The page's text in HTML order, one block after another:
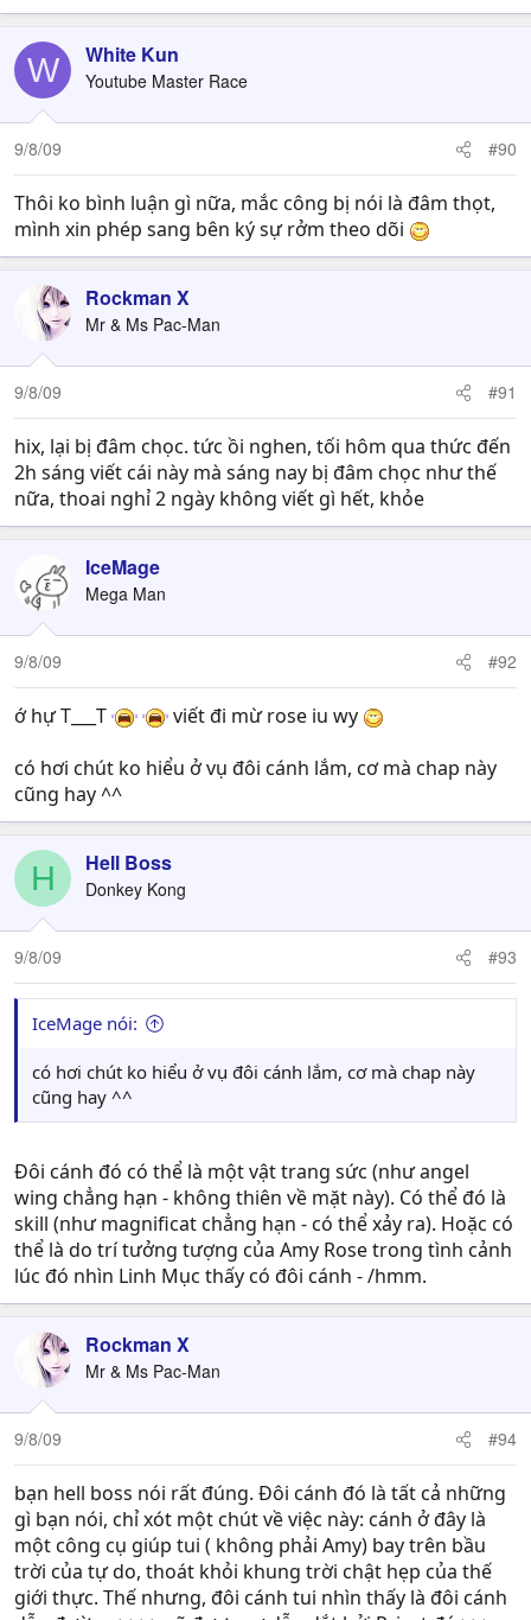
W White Kun
Youtube Master Race
9/8/09 #90
Thôi ko bình luận gì nữa, mắc công bị nói là đâm thọt,
mình xin phép sang bên ký sự rởm theo dõi
Rockman X
Mr & Ms Pac-Man
9/8/09 #91
hix, lại bị đâm chọc. tức ồi nghen, tối hôm qua thức đến
2h sáng viết cái này mà sáng nay bị đâm chọc như thế
nữa, thoai nghỉ 2 ngày không viết gì hết, khỏe
IceMage
Mega Man
9/8/09 #92
ớ hự T___T
viết đi mừ rose iu wy
có hơi chút ko hiểu ở vụ đôi cánh lắm, cơ mà chap này
cũng hay ^^
H Hell Boss
Donkey Kong
9/8/09 #93
IceMage nói:
có hơi chút ko hiểu ở vụ đôi cánh lắm, cơ mà chap này
cũng hay ^^
Đôi cánh đó có thể là một vật trang sức (như angel
wing chẳng hạn - không thiên về mặt này). Có thể đó là
skill (như magnificat chẳng hạn - có thể xảy ra). Hoặc có
thể là do trí tưởng tượng của Amy Rose trong tình cảnh
lúc đó nhìn Linh Mục thấy có đôi cánh - /hmm.
Rockman X
Mr & Ms Pac-Man
9/8/09 #94
bạn hell boss nói rất đúng. Đôi cánh đó là tất cả những
gì bạn nói, chỉ xót một chút về việc này: cánh ở đây là
một công cụ giúp tui ( không phải Amy) bay trên bầu
trời của tự do, thoát khỏi khung trời chật hẹp của thế
giới thực. Thế nhưng, đôi cánh tui nhìn thấy là đôi cánh